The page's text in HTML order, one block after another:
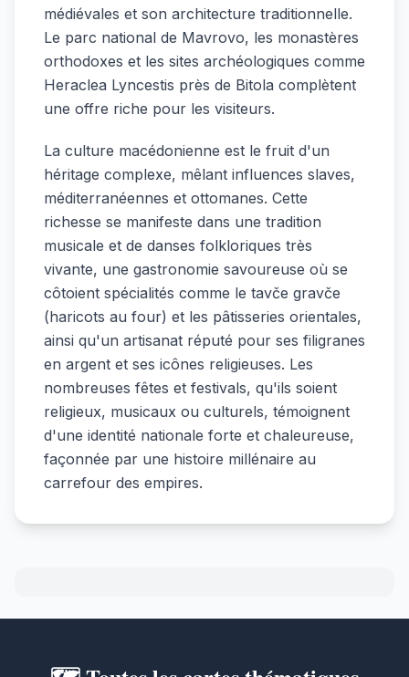
médiévales et son architecture traditionnelle.
Le parc national de Mavrovo, les monastères
orthodoxes et les sites archéologiques comme
Heraclea Lyncestis près de Bitola complètent
une offre riche pour les visiteurs.
La culture macédonienne est le fruit d'un
héritage complexe, mêlant influences slaves,
méditerranéennes et ottomanes. Cette
richesse se manifeste dans une tradition
musicale et de danses folkloriques très
vivante, une gastronomie savoureuse où se
côtoient spécialités comme le tavče gravče
(haricots au four) et les pâtisseries orientales,
ainsi qu'un artisanat réputé pour ses filigranes
en argent et ses icônes religieuses. Les
nombreuses fêtes et festivals, qu'ils soient
religieux, musicaux ou culturels, témoignent
d'une identité nationale forte et chaleureuse,
façonnée par une histoire millénaire au
carrefour des empires.